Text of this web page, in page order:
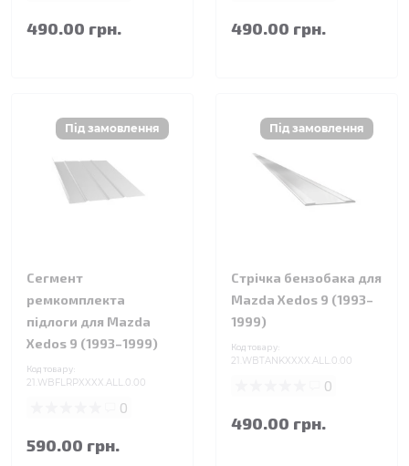
490.00 грн. 490.00 грн.
Сегмент
ремкомплекта
підлоги для Mazda
Xedos 9 (1993–1999)
Код товару:
21.WBFLRPXXXX.ALL.0.00
0
590.00 грн.
Стрічка бензобака для
Mazda Xedos 9 (1993–
1999)
Код товару:
21.WBTANKXXXX.ALL.0.00
0
490.00 грн.